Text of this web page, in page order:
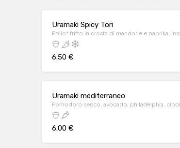
Uramaki Spicy Tori
Pollo* fritto in crosta di mandorle e paprika,
6.50 €
Uramaki mediterraneo
Pomodoro secco, avocado, philadelphia,
6.00 €